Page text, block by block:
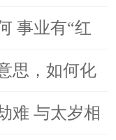
好准备。万事开头
事业有“红
思，如何化
难 与太岁相